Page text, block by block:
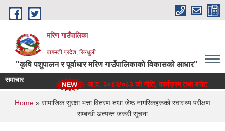
Skip to main content
मरिण गाउँपालिका
बागमती प्रदेश, सिन्धुली
"कृषि पशुपालन र पूर्वाधार मरिण गाउँपालिकाको विकासको आधार"
समाचार
आ.व. २०८२/०८३ को नीति, कार्यक्रम तथा बजेट
You are here
Home » सामाजिक सुरक्षा भत्ता वितरण तथा जेष्ठ नागरिकहरूको स्वास्थ्य परीक्षण
सम्बन्धी अत्यन्त जरूरी सूचना